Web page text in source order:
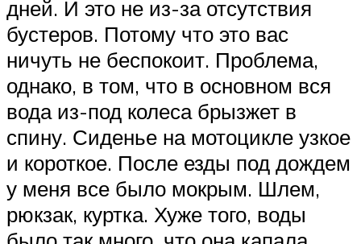
дней. И это не из-за отсутствия
бустеров. Потому что это вас
ничуть не беспокоит. Проблема,
однако, в том, что в основном вся
вода из-под колеса брызжет в
спину. Сиденье на мотоцикле узкое
и короткое. После езды под дождем
у меня все было мокрым. Шлем,
рюкзак, куртка. Хуже того, воды